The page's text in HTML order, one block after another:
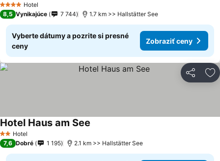
4 Počet hviezdičiek
Hotel
8,5 Vynikajúce 7 744 1.7 km >> Hallstätter See
Vyberte dátumy a pozrite si presné
ceny
Zobraziť ceny
Zdieľať
2 Počet hviezdičiek
Hotel
Hotel Haus am See
7,6 Dobré 1 195 2.1 km >> Hallstätter See